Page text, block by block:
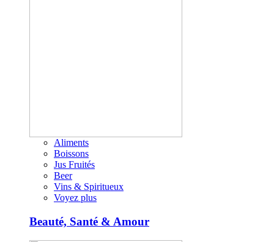
Aliments
Boissons
Jus Fruités
Beer
Vins & Spiritueux
Voyez plus
Beauté, Santé & Amour